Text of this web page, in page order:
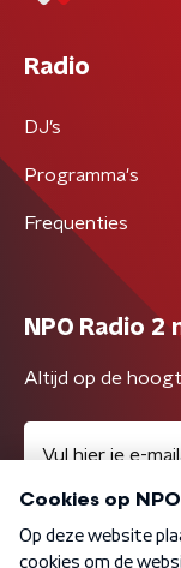
Radio
DJ’s
Programma's
Frequenties
NPO Radio
Altijd op de